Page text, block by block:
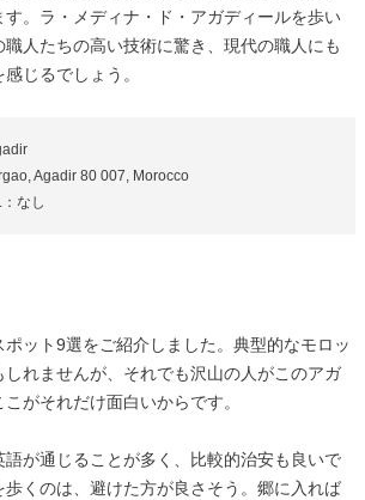
す。ラ・メディナ・ド・アガディールを歩い
人たちの高い技術に驚き、現代の職人にも
じるでしょう。
Agadir 80 007, Morocco
なし
ット9選をご紹介しました。典型的なモロッ
しれませんが、それでも沢山の人がこのアガ
がそれだけ面白いからです。
が通じることが多く、比較的治安も良いで
くのは、避けた方が良さそう。郷に入れば